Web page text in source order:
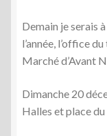
Demain je serais
l’année, l’office
Marché d’Avant
Dimanche 20
Halles et place